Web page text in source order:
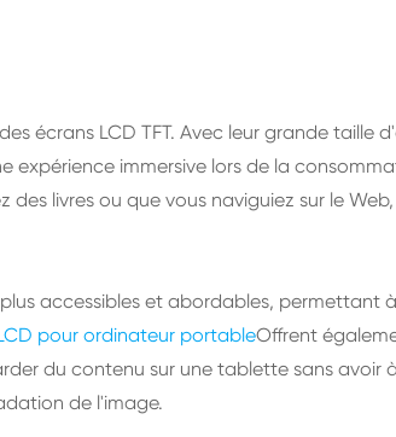
écrans LCD TFT. Avec leur grande taille
expérience immersive lors de la
livres ou que vous naviguiez sur le
accessibles et abordables, permettant
pour ordinateur portableOffrent
du contenu sur une tablette sans avoir
de l'image.